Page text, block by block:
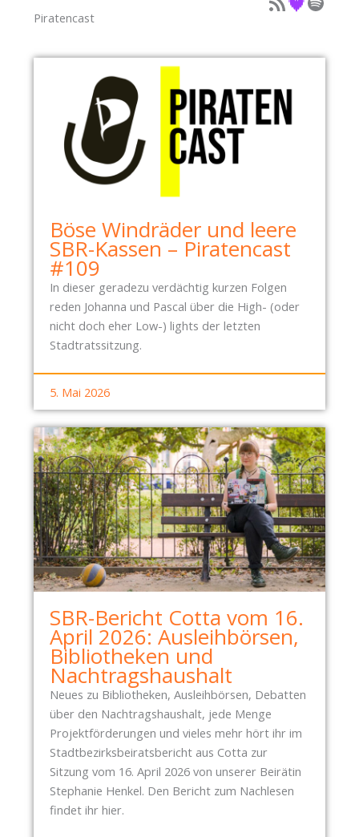
Piratencast
Böse Windräder und leere
SBR-Kassen – Piratencast
#109
In dieser geradezu verdächtig kurzen Folgen
reden Johanna und Pascal über die High- (oder
nicht doch eher Low-) lights der letzten
Stadtratssitzung.
5. Mai 2026
SBR-Bericht Cotta vom 16.
April 2026: Ausleihbörsen,
Bibliotheken und
Nachtragshaushalt
Neues zu Bibliotheken, Ausleihbörsen, Debatten
über den Nachtragshaushalt, jede Menge
Projektförderungen und vieles mehr hört ihr im
Stadtbezirksbeiratsbericht aus Cotta zur
Sitzung vom 16. April 2026 von unserer Beirätin
Stephanie Henkel. Den Bericht zum Nachlesen
findet ihr hier.